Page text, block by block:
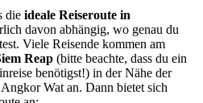
die ideale Reiseroute in
davon abhängig, wo genau du
Viele Reisende kommen am
Reap (bitte beachte, dass du ein
benötigst!) in der Nähe der
Wat an. Dann bietet sich